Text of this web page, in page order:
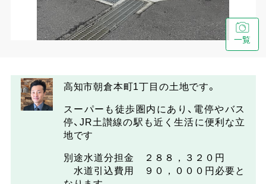
一覧
高知市朝倉本町1丁目の土地です。
スーパーも徒歩圏内にあり、電停やバス
停、JR土讃線の駅も近く生活に便利な立
地です
別途水道分担金 ２８８，３２０円
水道引込費用 ９０，０００円必要と